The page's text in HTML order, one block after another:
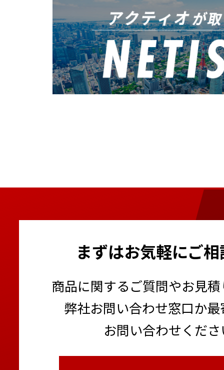
まずはお気軽にご
商品に関するご質問やお見
弊社お問い合わせ窓口か
お問い合わせくだ